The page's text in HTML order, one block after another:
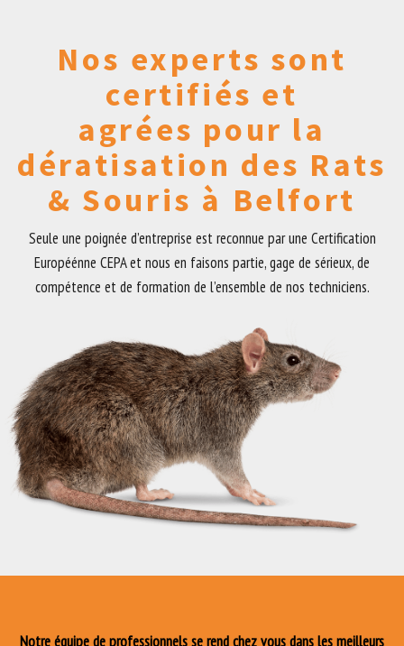
Nos experts sont
certifiés et
agrées pour la
dératisation des Rats
& Souris à Belfort
Seule une poignée d’entreprise est reconnue par une Certification
Européénne CEPA et nous en faisons partie, gage de sérieux, de
compétence et de formation de l’ensemble de nos techniciens.
Notre équipe de professionnels se rend chez vous dans les meilleurs